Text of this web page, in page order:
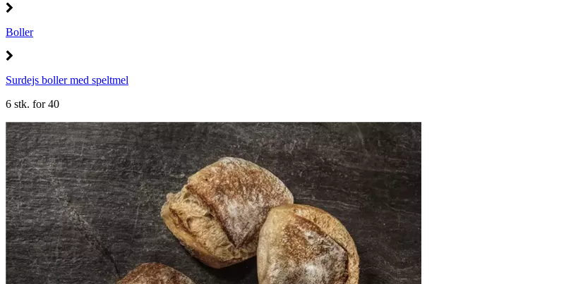
Boller
Surdejs boller med speltmel
6 stk. for 40